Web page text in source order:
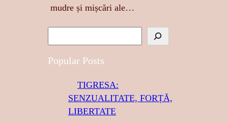
mudre și mișcări ale…
e
a
Popular Posts
TIGRESA:
SENZUALITATE, FORȚĂ,
LIBERTATE